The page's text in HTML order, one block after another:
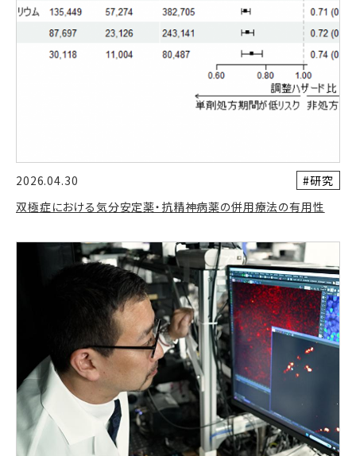
2026.04.30
#研究
双極症における気分安定薬・抗精神病薬の併用療法の有用性